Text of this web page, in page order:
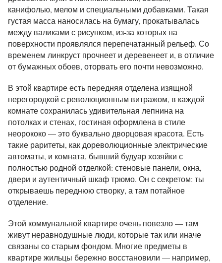
канифолью, мелом и специальными добавками. Такая
густая масса наносилась на бумагу, прокатывалась
между валиками с рисунком, из-за которых на
поверхности проявлялся перепечатанный рельеф. Со
временем линкруст прочнеет и деревенеет и, в отличие
от бумажных обоев, оторвать его почти невозможно.
В этой квартире есть передняя отделена изящной
перегородкой с революционным витражом, в каждой
комнате сохранилась удивительная лепнина на
потолках и стенах, гостиная оформлена в стиле
неорококо — это буквально дворцовая красота. Есть
такие раритеты, как дореволюционные электрические
автоматы, и комната, бывший будуар хозяйки с
полностью родной отделкой: стеновые панели, окна,
двери и аутентичный шкаф трюмо. Он с секретом: ты
открываешь переднюю створку, а там потайное
отделение.
Этой коммунальной квартире очень повезло — там
живут неравнодушные люди, которые так или иначе
связаны со старым фондом. Многие предметы в
квартире жильцы бережно восстановили — например,